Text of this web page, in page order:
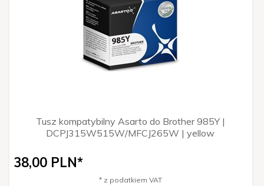
Tusz kompatybilny Asarto do Brother 985Y |
DCPJ315W515W/MFCJ265W | yellow
38,00 PLN*
* z podatkiem VAT